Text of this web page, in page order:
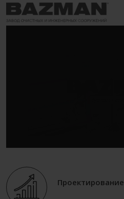
Проектирование